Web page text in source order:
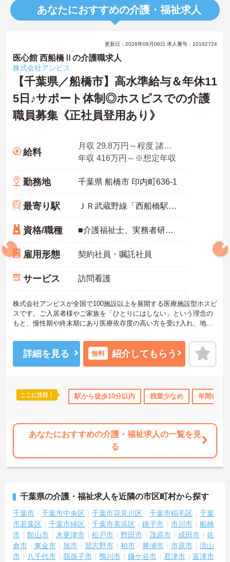
あなたにおすすめの介護・福祉求人
ブランクOK 資格取得サポート 研修制度あり 産休･育休
更新日：2026年08月06日 求人番号：10192724
医心館 西船橋Ⅱの介護職求人
株式会社アンビス
【千葉県／船橋市】高水準給与＆年休11
5日♪サポート体制◎ホスピスでの介護
職員募集《正社員登用あり》
給料
月収 29.8万円～程度 諸手当込・夜勤4回/月想定
年収 416万円～※想定年収
勤務地 千葉県 船橋市 印内町636-1
最寄り駅 ＪＲ武蔵野線「西船橋駅」徒歩2分
資格/職種 ■介護福祉士、実務者研修、初任者研修 いずれか ※特養、老健、病院、有老などの実務経験1年以上ある方 ※身体介護の経験年以上ある方、機械浴の使用の経験のある方歓迎
雇用形態 契約社員・嘱託社員
サービス 訪問看護
株式会社アンビスが全国で100施設以上を展開する医療施設型ホスピ
スです。ご入居者様やご家族を「ひとりにはしない」という理念の
もと、慢性期や終末期にあり医療依存度の高い方を受け入れ、地域
護師が24時間常駐しています。急変時の対応や医療行為は看護師が
担当するため、初任者研修や実務者研修の方も食事介助や入浴介助
などの生活を支えるケアに専念できる環境です。多職種で情報を共
なるほか、月平均の残業時間も5時間から7時間程度とかなり少なめ
です。常勤スタッフの比率が90パーセントを超えているため急な勤
に合わせた個別のOJT研修が実施されます。eラーニングも導入され
ており、多職種と連携しながら専門性を着実に深めていける環境が
★おすすめPOINT★
実施し、ｅラーニングを用いた学習の機会も提供されます
・施設内には看護師が24時間常駐しており、急変時の対応や専門的
な医療処置は看護師が担当するため負担が減ります
・介護スタッフと看護スタッフの比率が1対1で相談しやすく、初任
者研修や実務者研修からでも着実に専門性を高められます
＜残業月7時間以下で身体の負担を軽減！＞
・常勤で働くスタッフの比率が90パーセント以上と高く、急なシフ
詳細を見る 無料 紹介してもらう
ここに注目！ 駅から徒歩10分以内 残業少なめ 年間休日
あなたにおすすめの介護・福祉求人の一覧を見
る
千葉県の介護・福祉求人を近隣の市区町村から探す
千葉市 千葉市中央区 千葉市花見川区 千葉市稲毛区
千葉
市若葉区
千葉市緑区 千葉市美浜区 銚子市 市川市
船橋
市
館山市 木更津市 松戸市 野田市 茂原市 成田市
佐
倉市
東金市 旭市 習志野市 柏市 勝浦市 市原市
流山
市
八千代市 我孫子市 鴨川市 鎌ケ谷市 君津市
富津市